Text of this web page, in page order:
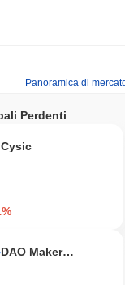
Panoramica di
Perdenti
Cysic
DAO Maker Token